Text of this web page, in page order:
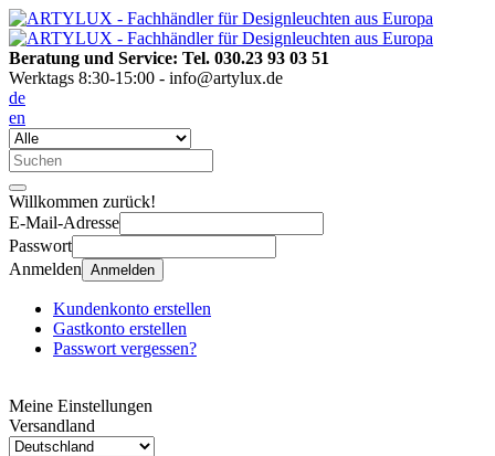
Beratung und Service: Tel. 030.23 93 03 51
Werktags 8:30-15:00 - info@artylux.de
de
en
Willkommen zurück!
E-Mail-Adresse
Passwort
Anmelden Anmelden
Kundenkonto erstellen
Gastkonto erstellen
Passwort vergessen?
Meine Einstellungen
Versandland